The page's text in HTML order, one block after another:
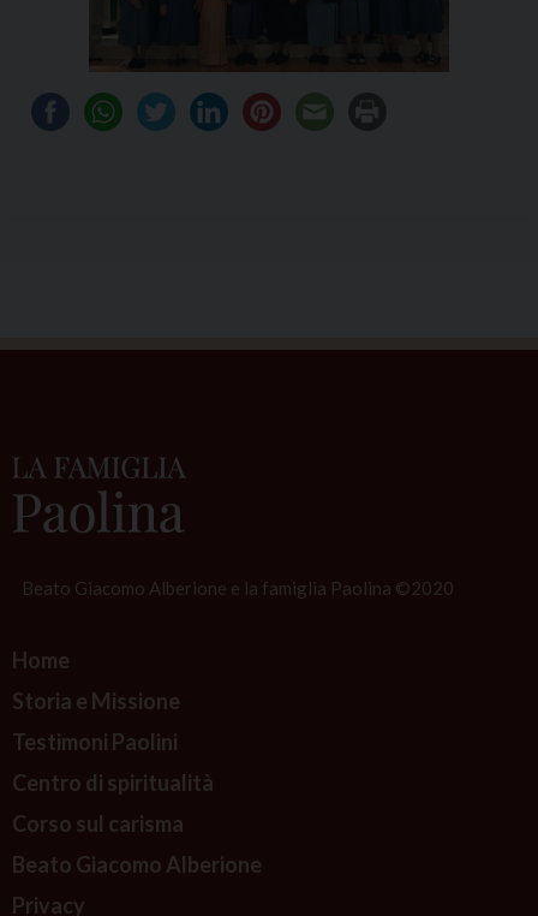
Beato Giacomo Alberione e la famiglia Paolina ©2020
Home
Storia e Missione
Testimoni Paolini
Centro di spiritualità
Corso sul carisma
Beato Giacomo Alberione
Privacy